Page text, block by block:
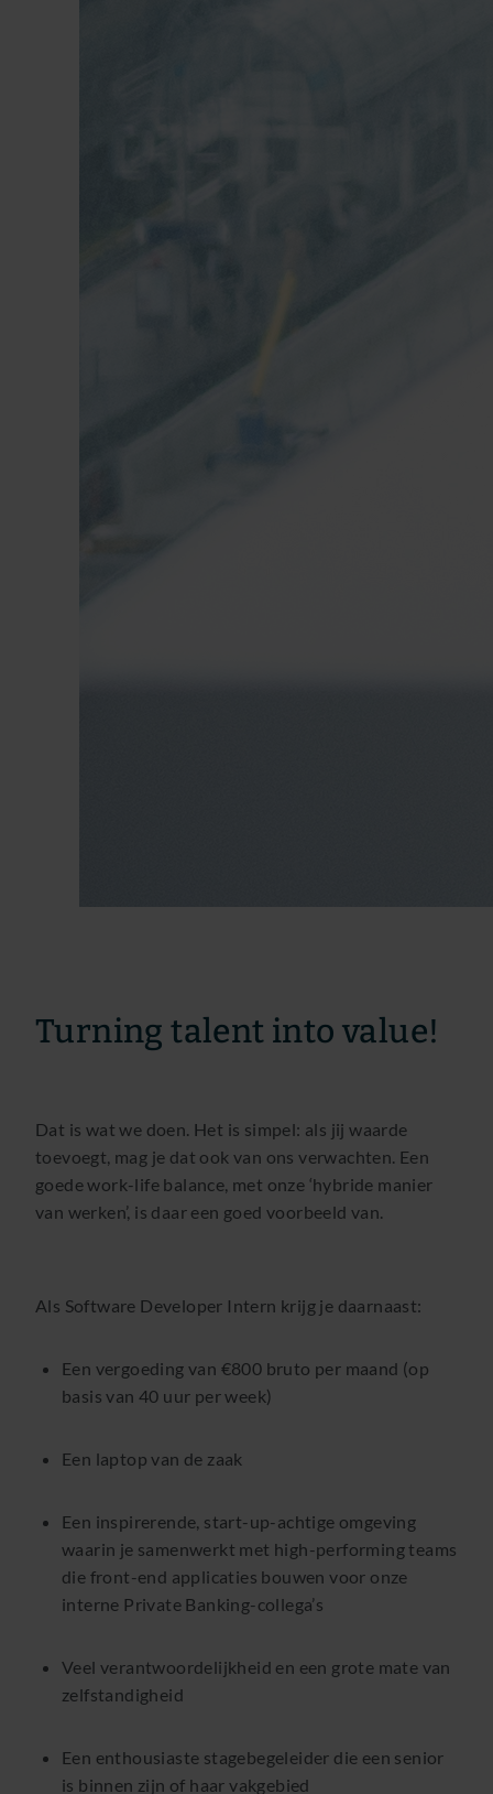
Turning talent into value!
Dat is wat we doen. Het is simpel: als jij waarde
toevoegt, mag je dat ook van ons verwachten. Een
goede work-life balance, met onze ‘hybride manier
van werken’, is daar een goed voorbeeld van.
Als Software Developer Intern krijg je daarnaast:
Een vergoeding van €800 bruto per maand (op
basis van 40 uur per week)
Een laptop van de zaak
Een inspirerende, start-up-achtige omgeving
waarin je samenwerkt met high-performing teams
die front-end applicaties bouwen voor onze
interne Private Banking-collega’s
Veel verantwoordelijkheid en een grote mate van
zelfstandigheid
Een enthousiaste stagebegeleider die een senior
is binnen zijn of haar vakgebied